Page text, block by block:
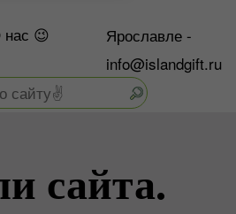
нас 😉
Ярославле -
info@islandgift.ru
сайта.